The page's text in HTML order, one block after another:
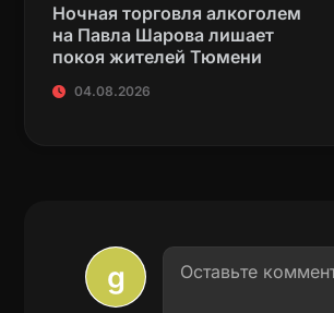
Ночная торговля алкоголем
на Павла Шарова лишает
покоя жителей Тюмени
04.08.2026